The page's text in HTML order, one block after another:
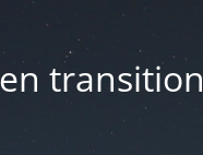
transition